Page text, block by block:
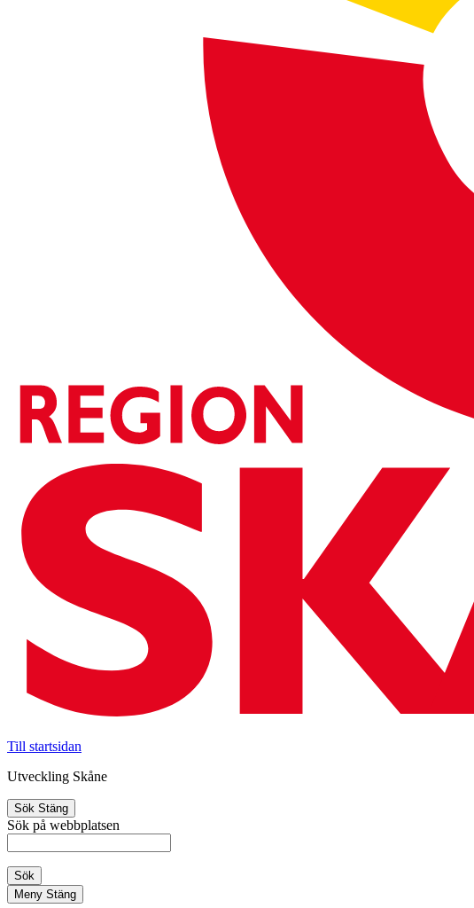
Till startsidan
Utveckling Skåne
Sök Stäng
Sök på webbplatsen
Sök
Meny Stäng